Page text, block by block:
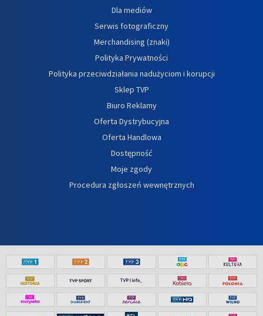
Dla mediów
Serwis fotograficzny
Merchandising (znaki)
Polityka Prywatności
Polityka przeciwdziałania nadużyciom i korupcji
Sklep TVP
Biuro Reklamy
Oferta Dystrybucyjna
Oferta Handlowa
Dostępność
Moje zgody
Procedura zgłoszeń wewnętrznych